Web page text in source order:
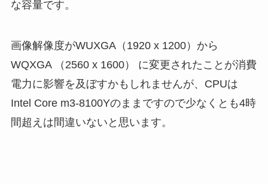
な容量です。
画像解像度がWUXGA（1920 x 1200）から
WQXGA （2560 x 1600） に変更されたことが消費
電力に影響を及ぼすかもしれませんが、CPUは
Intel Core m3-8100Yのままですので少なくとも4時
間超えは間違いないと思います。